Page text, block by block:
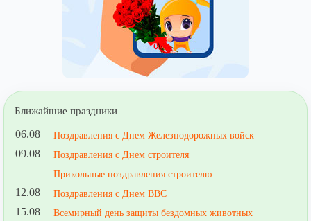
Ближайшие праздники
06.08 Поздравления с Днем Железнодорожных войск
09.08
Поздравления с Днем строителя
Прикольные поздравления строителю
12.08 Поздравления с Днем ВВС
15.08 Всемирный день защиты бездомных животных